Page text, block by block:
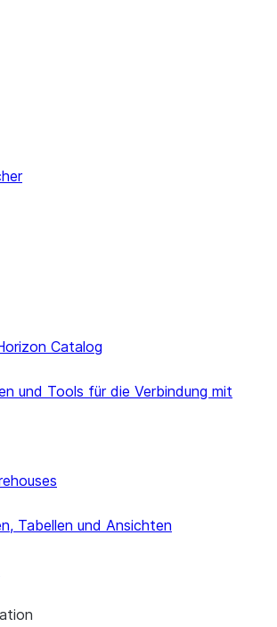
Catalog
und Tools für die Verbindung mit
Tabellen und Ansichten